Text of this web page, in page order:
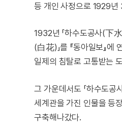
등 개인 사정으로 1929년
1932년 「하수도공사(下
(白花)」를 『동아일보』
일제의 침탈로 고통받는
그 가운데서도 「하수도공
세계관을 가진 인물을 등
구축해나갔다.